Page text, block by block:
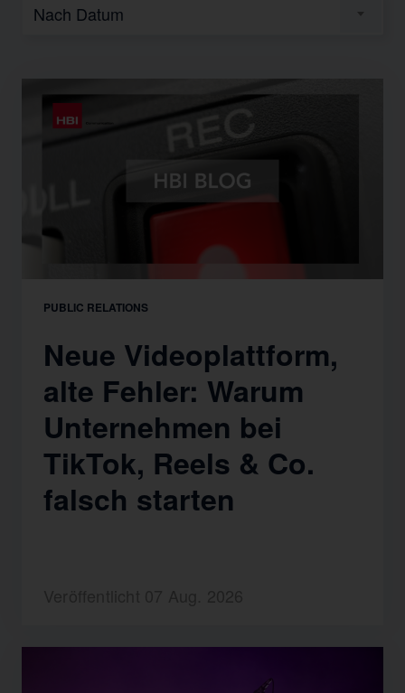
Nach Datum
PUBLIC RELATIONS
Neue Videoplattform,
alte Fehler: Warum
Unternehmen bei
TikTok, Reels & Co.
falsch starten